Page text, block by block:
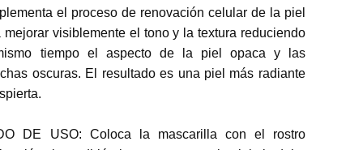
el proceso de renovación celular de la piel
mejorar visiblemente el tono y la textura reduciendo
tiempo el aspecto de la piel opaca y las
oscuras. El resultado es una piel más radiante
DE USO: Coloca la mascarilla con el rostro